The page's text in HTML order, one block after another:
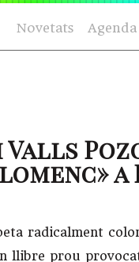
Novetats Agenda
a
radicalment
llibre prou